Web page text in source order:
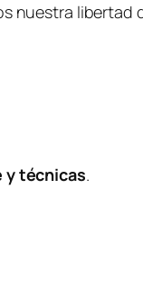
nuestra libertad
y técnicas.